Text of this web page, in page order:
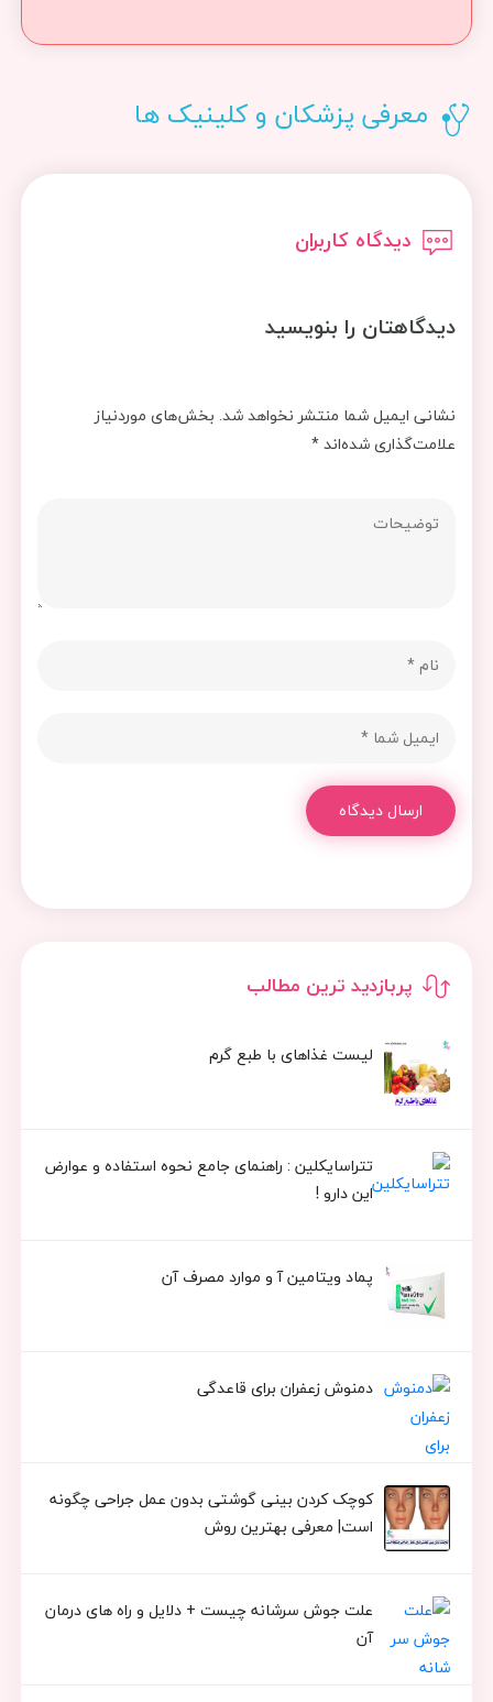
پربازدید ترین مطالب
لیست غذاهای با طبع گرم
تتراسایکلین : راهنمای جامع نحوه استفاده و عوارض
این دارو !
پماد ویتامین آ و موارد مصرف آن
دمنوش زعفران برای قاعدگی
کوچک کردن بینی گوشتی بدون عمل جراحی چگونه
است| معرفی بهترین روش
علت جوش سرشانه چیست + دلایل و راه های درمان
آن
معرفی پزشکان و کلینیک ها
دیدگاه کاربران
دیدگاهتان را بنویسید
نشانی ایمیل شما منتشر نخواهد شد. بخش‌های موردنیاز
علامت‌گذاری شده‌اند*
ارسال دیدگاه